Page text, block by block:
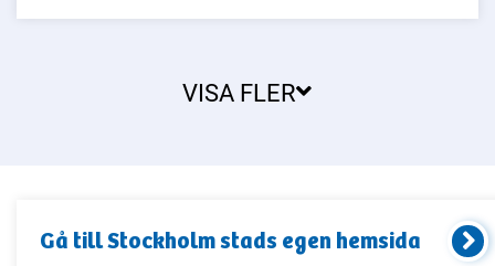
VISA FLER
Gå tillStockholm stads egen hemsida